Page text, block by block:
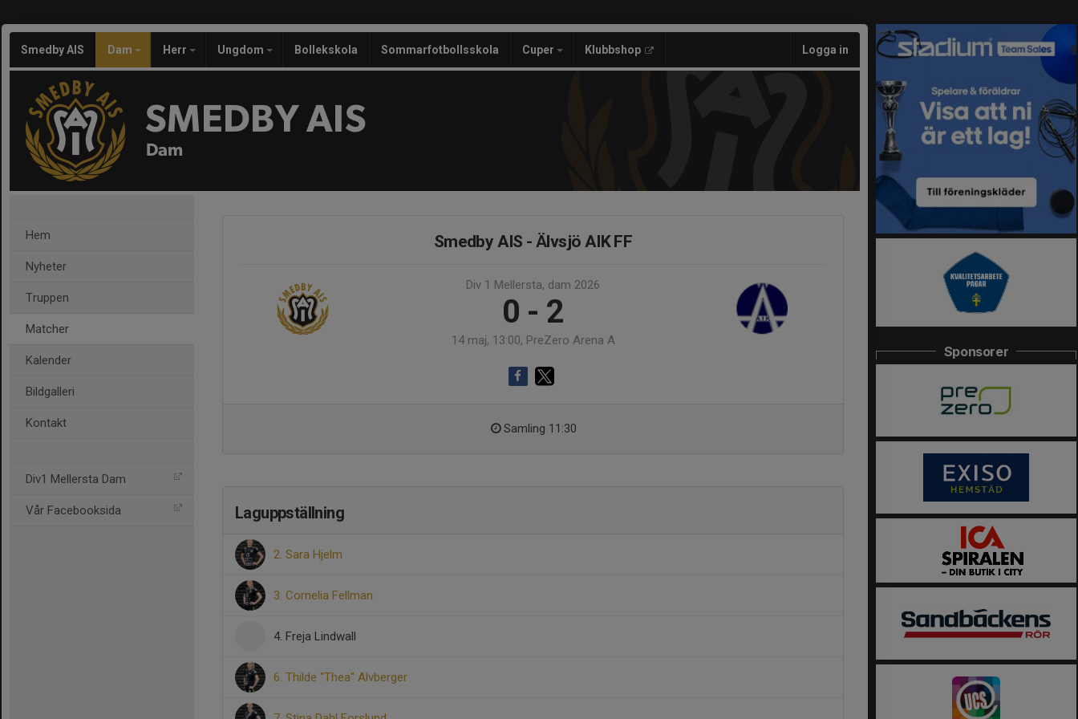
Smedby AIS Dam Herr Ungdom Bollekskola Sommarfotbollsskola Cuper Klubbshop Logga in
SMEDBY AIS
Dam
Hem
Nyheter
Truppen
Matcher
Kalender
Bildgalleri
Kontakt
Div1 Mellersta Dam
Vår Facebooksida
Smedby AIS - Älvsjö AIK FF
Div 1 Mellersta, dam 2026
0 - 2
14 maj, 13:00, PreZero Arena A
Samling 11:30
Laguppställning
2. Sara Hjelm
3. Cornelia Fellman
4. Freja Lindwall
6. Thilde "Thea" Alvberger
Sponsorer